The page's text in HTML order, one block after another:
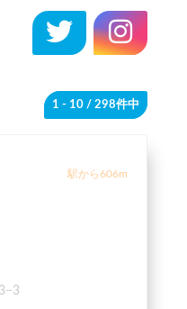
1 - 10 / 298件中
駅から606m